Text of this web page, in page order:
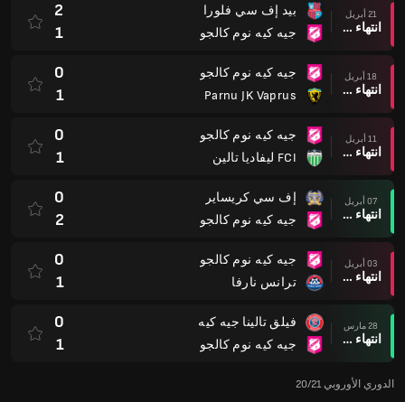
21 أبريل
انتهاء وقت المباراة
بيد إف سي فلورا
جيه كيه نوم كالجو
2
1
18 أبريل
انتهاء وقت المباراة
جيه كيه نوم كالجو
Parnu JK Vaprus
0
1
11 أبريل
انتهاء وقت المباراة
جيه كيه نوم كالجو
FCI ليفاديا تالين
0
1
07 أبريل
انتهاء وقت المباراة
إف سي كريساير
جيه كيه نوم كالجو
0
2
03 أبريل
انتهاء وقت المباراة
جيه كيه نوم كالجو
ترانس نارفا
0
1
28 مارس
انتهاء وقت المباراة
فيلق تالينا جيه كيه
جيه كيه نوم كالجو
0
1
الدوري الأوروبي 20/21